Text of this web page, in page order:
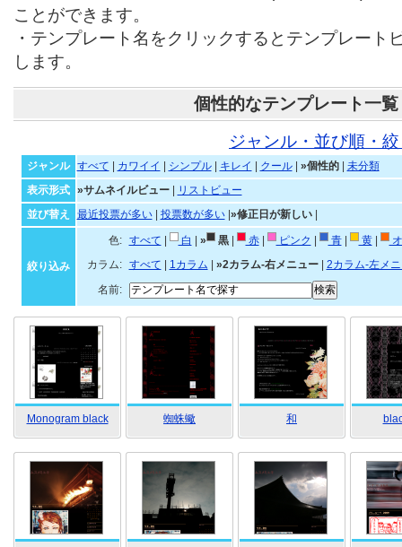
ことができます。
・テンプレート名をクリックするとテンプレート
します。
個性的なテンプレート一覧
ジャンル・並び順・
ジャンル すべて カワイイ シンプル| キレイ クール| »個性的| 未分類
表示形式
»サムネイルビュー|
リストビュー
並び替え
最近投票が多い| 投票数が多い| »修正日が新しい|
絞り込み
色: すべて 白 » 黒| 赤| ピンク 青| 黄|
カラム:
すべて 1カラム »2カラム-右メニュー| 2カラム-左メ
名前:
Monogram black 蜘蛛蠍 和